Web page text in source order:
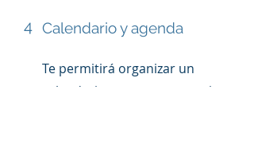
4 Calendario y agenda
Te permitirá organizar un
calendario y tus tareas previstas.